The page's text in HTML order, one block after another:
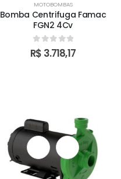
MOTOBOMBAS
Bomba Centrifuga Famac
FGN2 4Cv
0out of 5
R$ 3.718,17